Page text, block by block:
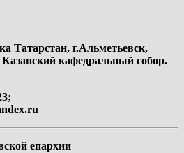
Татарстан, г.Альметьевск,
кафедральный собор.
епархии